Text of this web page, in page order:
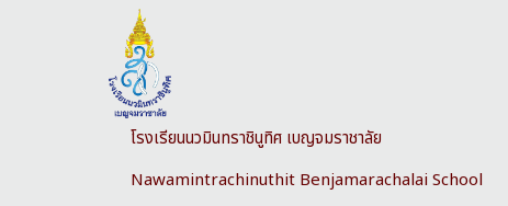
Skip to main content
โรงเรียนนวมินทราชินูทิศ เบญจมราชาลัย
Nawamintrachinuthit Benjamarachalai School